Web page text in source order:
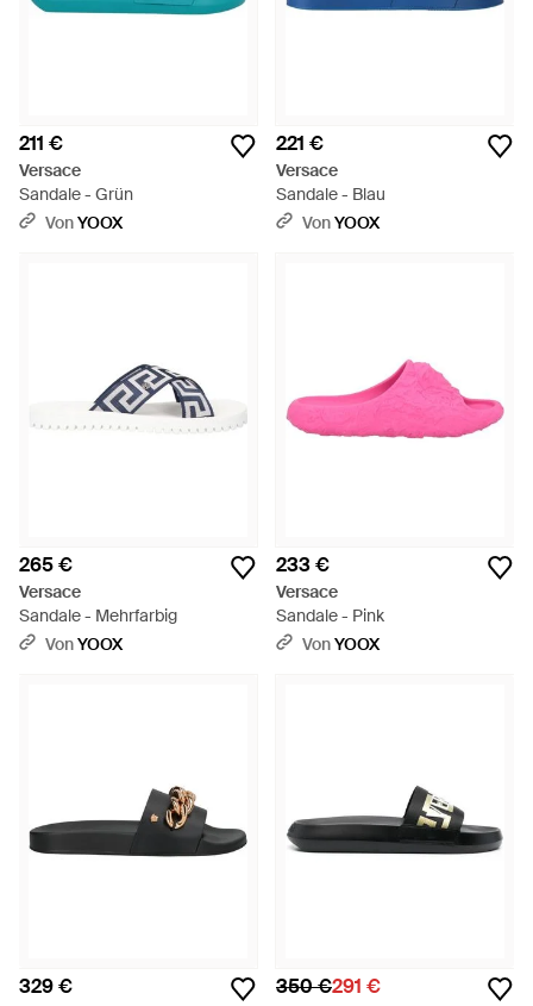
211 €
Versace
Sandale - Grün
VonYOOX
221 €
Versace
Sandale - Blau
VonYOOX
265 €
Versace
Sandale - Mehrfarbig
VonYOOX
233 €
Versace
Sandale - Pink
VonYOOX
329 € 350 €291 €